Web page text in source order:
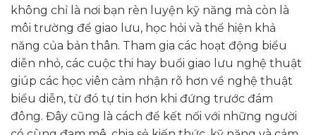
không chỉ là nơi bạn rèn luyện kỹ năng mà còn là
môi trường để giao lưu, học hỏi và thể hiện khả
năng của bản thân. Tham gia các hoạt động biểu
diễn nhỏ, các cuộc thi hay buổi giao lưu nghệ thuật
giúp các học viên cảm nhận rõ hơn về nghệ thuật
biểu diễn, từ đó tự tin hơn khi đứng trước đám
đông. Đây cũng là cách để kết nối với những người